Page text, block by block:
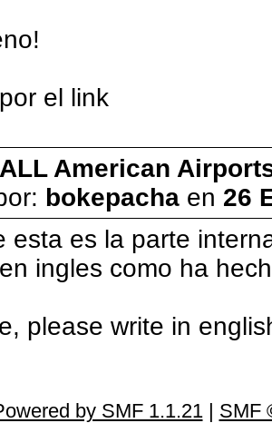
el link
American
bokepacha en 26
esta es la parte
ingles como ha
please write in
by SMF 1.1.21| SMF